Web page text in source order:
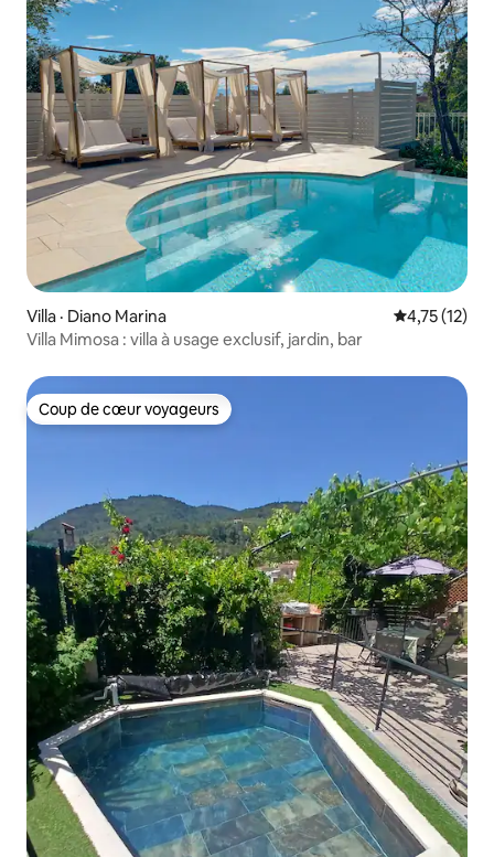
Villa · Diano Marina Note
4,75 (12)
Villa Mimosa : villa à usage exclusif, jardin, bar
Coup de cœur voyageurs
Coup de cœur voyageurs